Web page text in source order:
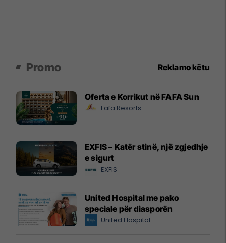
Promo Reklamo këtu
Oferta e Korrikut në FAFA Sun
Fafa Resorts
EXFIS – Katër stinë, një zgjedhje
e sigurt
EXFIS
United Hospital me pako
speciale për diasporën
United Hospital